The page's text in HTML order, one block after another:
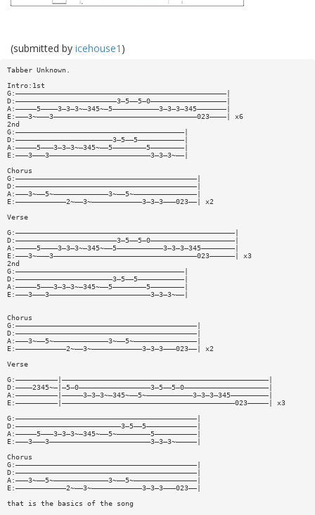
(submitted by icehouse1 )
Tabber Unknown.
Intro:1st
G:——————————————————————————————————————————————————|
D:————————————————————————3—5——5—0——————————————————|
A:—————5————3—3—3~—345~—5———————————3—3—3—345———————|
E:———3~———3——————————————————————————————————023————| x6
2nd
G:————————————————————————————————————————|
D:———————————————————————3—5——5———————————|
A:—————5———3—3—3~—345~——5————————5————————|
E:———3———3————————————————————————3—3—3~——|
Chorus
G:———————————————————————————————————————————|
D:———————————————————————————————————————————|
A:———3~——5~—————————————3~——5~———————————————|
E:————————————2~——3~————————————3—3—3———023——| x2
Verse
G:————————————————————————————————————————————————————|
D:————————————————————————3—5——5—0————————————————————|
A:—————5————3—3—3~—345~——5———————————3—3—3—345————————|
E:———3~———3——————————————————————————————————023——————| x3
2nd
G:————————————————————————————————————————|
D:———————————————————————3—5——5———————————|
A:—————5———3—3—3~—345~——5————————5————————|
E:———3———3————————————————————————3—3—3~——|
Chorus
G:———————————————————————————————————————————|
D:———————————————————————————————————————————|
A:———3~——5~—————————————3~——5~———————————————|
E:————————————2~——3~————————————3—3—3———023——| x2
Verse
G:——————————|—————————————————————————————————————————————————|
D:————2345~—|—5—0—————————————————3—5——5—0————————————————————|
A:——————————|—————3—3—3~—345~——5~———————————3—3—3—345—————————|
E:——————————|—————————————————————————————————————————023—————| x3
G:———————————————————————————————————————————|
D:—————————————————————————3—5——5————————————|
A:—————5———3—3—3~—345~——5~————————5——————————|
E:———3———3————————————————————————3—3—3~—————|
Chorus
G:———————————————————————————————————————————|
D:———————————————————————————————————————————|
A:———3~——5~—————————————3~——5~———————————————|
E:————————————2~——3~————————————3—3—3———023——|
that is the basics of the song